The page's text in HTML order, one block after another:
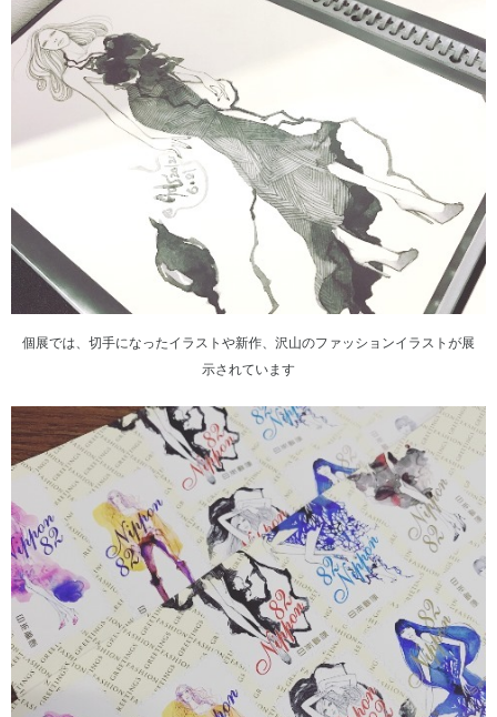
個展では、切手になったイラストや新作、沢山のファッションイラストが展
示されています